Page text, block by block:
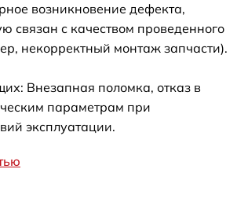
возникновение дефекта,
связан с качеством проведенного
некорректный монтаж запчасти).
Внезапная поломка, отказ в
параметрам при
эксплуатации.